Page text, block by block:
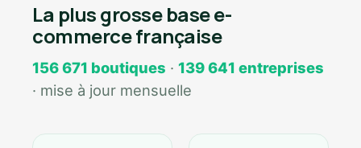
La plus grosse base e-
commerce française
156 671 boutiques · 139 641 entreprises
· mise à jour mensuelle